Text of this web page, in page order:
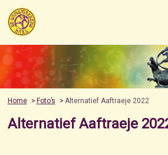
Home Foto’s Alternatief Aaftraeje 2022
Alternatief Aaftraeje